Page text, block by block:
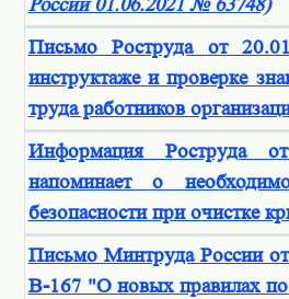
России 01.06.2021 № 63748)
Письмо Роструда от
инструктаже и проверке
труда работников
Информация Роструда
напоминает о
безопасности при очистке
Письмо Минтруда России
В-167 "О новых правилах по